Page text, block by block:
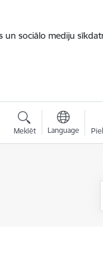
un sociālo mediju
Meklēt Language